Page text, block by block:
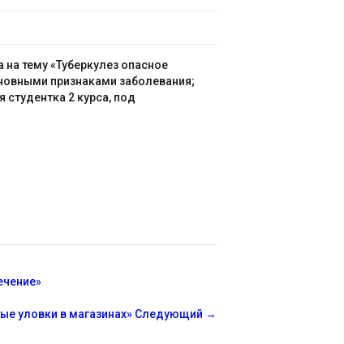
тему «Туберкулез опасное
признаками заболевания;
2 курса, под
уловки в магазинах» Следующий →